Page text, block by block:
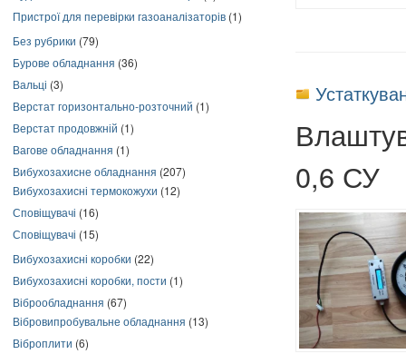
Пристрої для перевірки газоаналізаторів (1)
Без рубрики (79)
Бурове обладнання (36)
Вальці (3)
Верстат горизонтально-розточний (1)
Верстат продовжній (1)
Вагове обладнання (1)
Вибухозахисне обладнання (207)
Вибухозахисні термокожухи (12)
Сповіщувачі (16)
Сповіщувачі (15)
Вибухозахисні коробки (22)
Вибухозахисні коробки, пости (1)
Віброобладнання (67)
Вібровипробувальне обладнання (13)
Віброплити (6)
0,6 СУ